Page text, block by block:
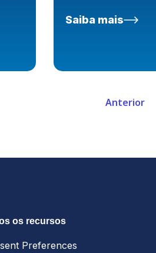
Saiba mais
Anterior
os recursos
Preferences